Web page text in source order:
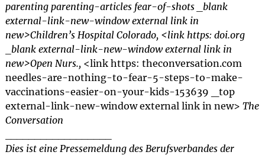
parenting parenting-articles fear-of-shots _blank
external-link-new-window external link in
new>Children’s Hospital Colorado, <link https: doi.org
_blank external-link-new-window external link in
new>Open Nurs., <link https: theconversation.com
needles-are-nothing-to-fear-5-steps-to-make-
vaccinations-easier-on-your-kids-153639 _top
external-link-new-window external link in new> The
Conversation
Dies ist eine Pressemeldung des Berufsverbandes der